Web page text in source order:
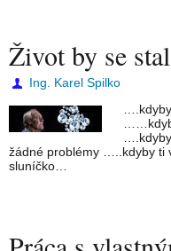
Život by se
Ing. Karel Spilko
žádné problémy …..kdyby ti
sluníčko…